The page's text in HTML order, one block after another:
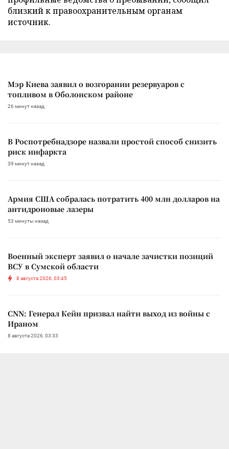
близкий к правоохранительным органам
источник.
Мэр Киева заявил о возгорании резервуаров с
топливом в Оболонском районе
26 минут назад
В Роспотребнадзоре назвали простой способ снизить
риск инфаркта
39 минут назад
Армия США собралась потратить 400 млн долларов на
антидроновые лазеры
53 минуты назад
Военный эксперт заявил о начале зачистки позиций
ВСУ в Сумской области
8 августа 2026, 03:45
CNN: Генерал Кейн призвал найти выход из войны с
Ираном
8 августа 2026, 03:33